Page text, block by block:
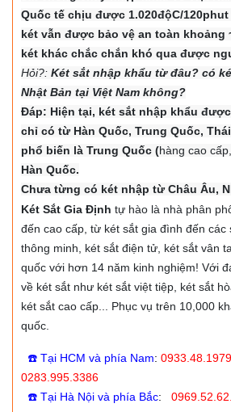
Quốc tế chịu được 1.020độC/
két vẫn được bảo vệ an toàn khoảng
két khác chắc chắn khó qua được
Hỏi?: Két sắt nhập khẩu từ đâu? có
Nhật Bản tại Việt Nam không?
Đáp: Hiện tại, két sắt nhập khẩu
chỉ có từ Hàn Quốc, Trung Quốc,
phổ biến là Trung Quốc (hàng cao
Hàn Quốc.
Chưa từng có két nhập từ Châu Âu,
Két Sắt Gia Định tự hào là nhà phân
đến cao cấp, từ két sắt gia đình đến các
thông minh, két sắt điện tử, két sắt vân
quốc với hơn 14 năm kinh nghiệm! Với
về két sắt như két sắt việt tiệp, két sắt
két sắt cao cấp... Phục vụ trên 10,000
quốc.
☎️ Tại HCM và phía Nam:
0283.995.3386
☎️ Tại Hà Nội và phía Bắc: